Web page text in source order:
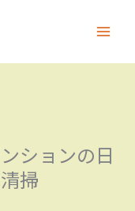
ションの日
掃